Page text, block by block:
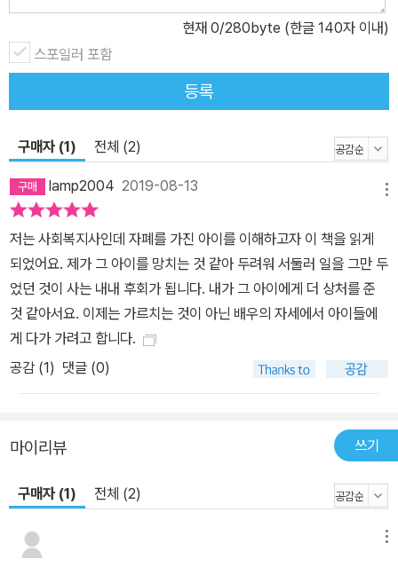
야기를 꺼내 놓으며 진정한 회복을 경험했다. 부모는 아이에게 갖고
있던 죄책감의 짐을 내려놓고, 앞으로 맞이하게 될 시간들에 대한 소
망을 얻었다. 그렇게 여행의 하루하루가 지나며 부모와 아이는 서로
에게 더 다가서고 자라 가며, 가족의 진정한 의미를 발견해 간다.
현재 0/280byte (한글 140자 이내)
스포일러 포함
등록
구매자 (1) 전체 (2)
lamp2004 2019-08-13
저는 사회복지사인데 자폐를 가진 아이를 이해하고자 이 책을 읽게
되었어요. 제가 그 아이를 망치는 것 같아 두려워 서둘러 일을 그만 두
었던 것이 사는 내내 후회가 됩니다. 내가 그 아이에게 더 상처를 준
것 같아서요. 이제는 가르치는 것이 아닌 배우의 자세에서 아이들에
게 다가 가려고 합니다.
공감 (1) 댓글 (0)
마이리뷰 쓰기
구매자 (1) 전체 (2)